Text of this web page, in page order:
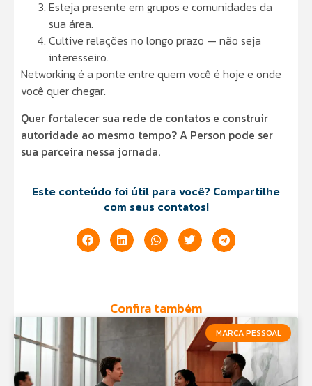
Esteja presente em grupos e comunidades da
sua área.
Cultive relações no longo prazo — não seja
interesseiro.
Networking é a ponte entre quem você é hoje e onde
você quer chegar.
Quer fortalecer sua rede de contatos e construir
autoridade ao mesmo tempo? A Person pode ser
sua parceira nessa jornada.
Este conteúdo foi útil para você? Compartilhe
com seus contatos!
Confira também
MARCA PESSOAL